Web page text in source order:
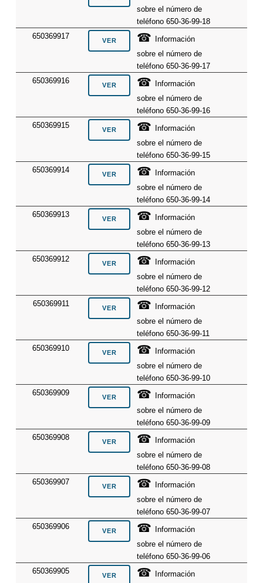
sobre el número de
teléfono 650-36-99-18
650369917
☎ Información
sobre el número de
teléfono 650-36-99-17
650369916
☎ Información
sobre el número de
teléfono 650-36-99-16
650369915
☎ Información
sobre el número de
teléfono 650-36-99-15
650369914
☎ Información
sobre el número de
teléfono 650-36-99-14
650369913
☎ Información
sobre el número de
teléfono 650-36-99-13
650369912
☎ Información
sobre el número de
teléfono 650-36-99-12
650369911
☎ Información
sobre el número de
teléfono 650-36-99-11
650369910
☎ Información
sobre el número de
teléfono 650-36-99-10
650369909
☎ Información
sobre el número de
teléfono 650-36-99-09
650369908
☎ Información
sobre el número de
teléfono 650-36-99-08
650369907
☎ Información
sobre el número de
teléfono 650-36-99-07
650369906
☎ Información
sobre el número de
teléfono 650-36-99-06
650369905
☎ Información